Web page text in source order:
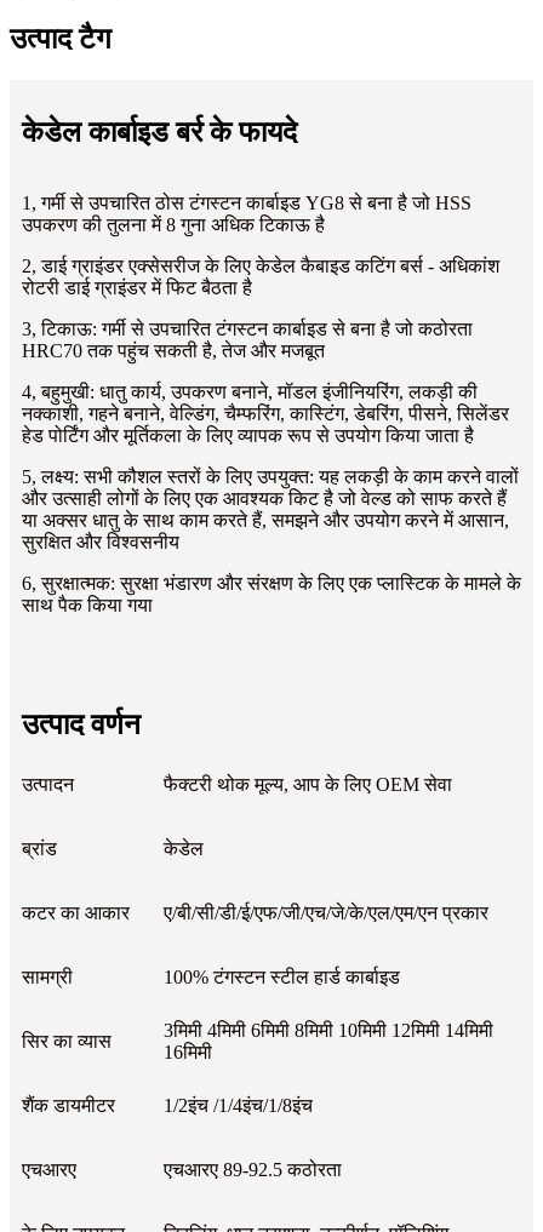
उत्पाद टैग
केडेल कार्बाइड बर्र के फायदे
1, गर्मी से उपचारित ठोस टंगस्टन कार्बाइड YG8 से बना है जो HSS
उपकरण की तुलना में 8 गुना अधिक टिकाऊ है
2, डाई ग्राइंडर एक्सेसरीज के लिए केडेल कैबाइड कटिंग बर्स - अधिकांश
रोटरी डाई ग्राइंडर में फिट बैठता है
3, टिकाऊ: गर्मी से उपचारित टंगस्टन कार्बाइड से बना है जो कठोरता
HRC70 तक पहुंच सकती है, तेज और मजबूत
4, बहुमुखी: धातु कार्य, उपकरण बनाने, मॉडल इंजीनियरिंग, लकड़ी की
नक्काशी, गहने बनाने, वेल्डिंग, चैम्फरिंग, कास्टिंग, डेबरिंग, पीसने, सिलेंडर
हेड पोर्टिंग और मूर्तिकला के लिए व्यापक रूप से उपयोग किया जाता है
5, लक्ष्य: सभी कौशल स्तरों के लिए उपयुक्त: यह लकड़ी के काम करने वालों
और उत्साही लोगों के लिए एक आवश्यक किट है जो वेल्ड को साफ करते हैं
या अक्सर धातु के साथ काम करते हैं, समझने और उपयोग करने में आसान,
सुरक्षित और विश्वसनीय
6, सुरक्षात्मक: सुरक्षा भंडारण और संरक्षण के लिए एक प्लास्टिक के मामले के
साथ पैक किया गया
उत्पाद वर्णन
उत्पादन फैक्टरी थोक मूल्य, आप के लिए OEM सेवा
ब्रांड केडेल
कटर का आकार ए/बी/सी/डी/ई/एफ/जी/एच/जे/के/एल/एम/एन प्रकार
सामग्री 100% टंगस्टन स्टील हार्ड कार्बाइड
सिर का व्यास
3मिमी 4मिमी 6मिमी 8मिमी 10मिमी 12मिमी 14मिमी
16मिमी
शैंक डायमीटर 1/2इंच /1/4इंच/1/8इंच
एचआरए एचआरए 89-92.5 कठोरता